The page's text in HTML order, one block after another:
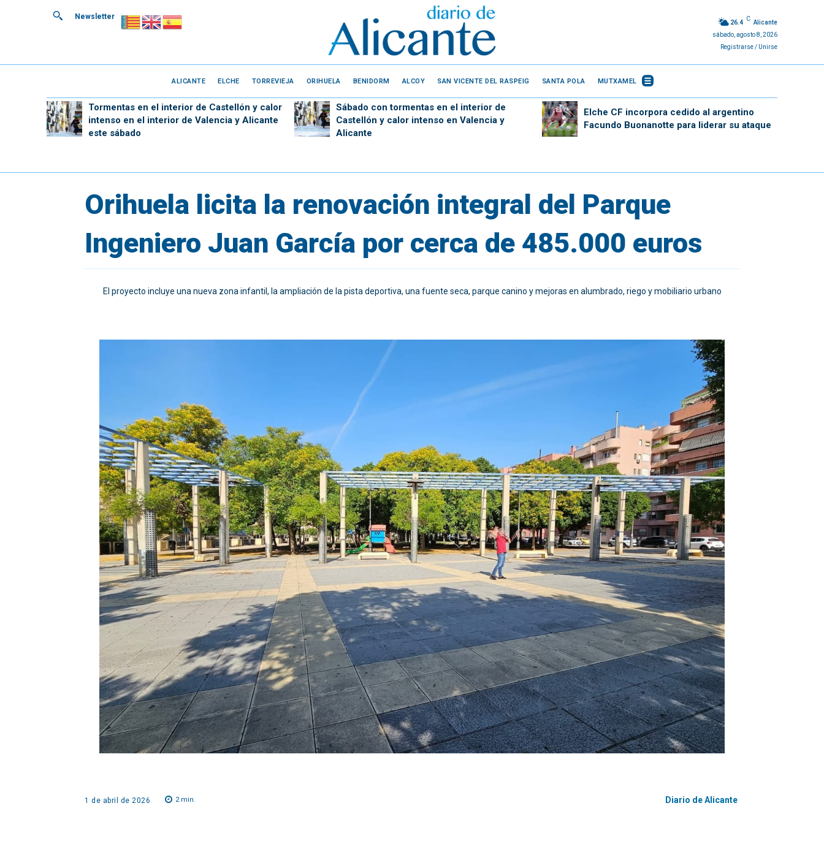
Newsletter
26.4
C
Alicante
sábado, agosto 8, 2026
Registrarse / Unirse
ALICANTE ELCHE TORREVIEJA ORIHUELA BENIDORM ALCOY SAN VICENTE DEL RASPEIG SANTA POLA MUTXAMEL
Tormentas en el interior de Castellón y calor
intenso en el interior de Valencia y Alicante
este sábado
Sábado con tormentas en el interior de
Castellón y calor intenso en Valencia y
Alicante
Elche CF incorpora cedido al argentino
Facundo Buonanotte para liderar su ataque
Orihuela licita la renovación integral del Parque
Ingeniero Juan García por cerca de 485.000 euros
El proyecto incluye una nueva zona infantil, la ampliación de la pista deportiva, una fuente seca, parque canino y mejoras en alumbrado, riego y mobiliario urbano
1 de abril de 2026 2min. Diario de Alicante